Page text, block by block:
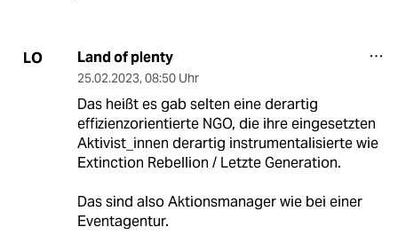
LO Land of plenty
25.02.2023, 08:50 Uhr
Das heißt es gab selten eine derartig
effizienzorientierte NGO, die ihre eingesetzten
Aktivist_innen derartig instrumentalisierte wie
Extinction Rebellion / Letzte Generation.
Das sind also Aktionsmanager wie bei einer
Eventagentur.